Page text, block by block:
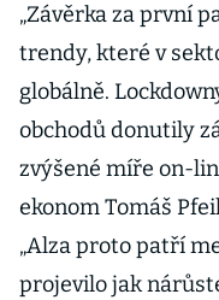
„Závěrka za první
trendy, které v
globálně.
obchodů donutily
zvýšené míře on-
ekonom Tomáš
„Alza proto patří
projevilo jak